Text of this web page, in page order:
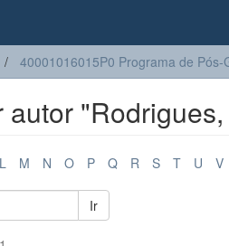
40001016015P0 Programa de
autor
L M N O P Q R S T U V
Ir